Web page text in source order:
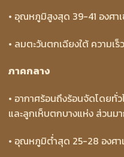
• อุณหภูมิสูงสุด 39-41 องศา
• ลมตะวันตกเฉียงใต้ ความเ
ภาคกลาง
• อากาศร้อนถึงร้อนจัดโดย
และลูกเห็บตกบางแห่ง ส่วน
• อุณหภูมิต่ำสุด 25-28 องศา